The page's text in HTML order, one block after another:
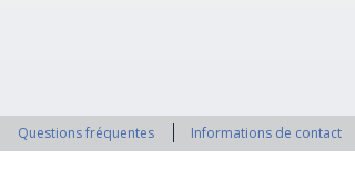
Questions fréquentes Informations de contact